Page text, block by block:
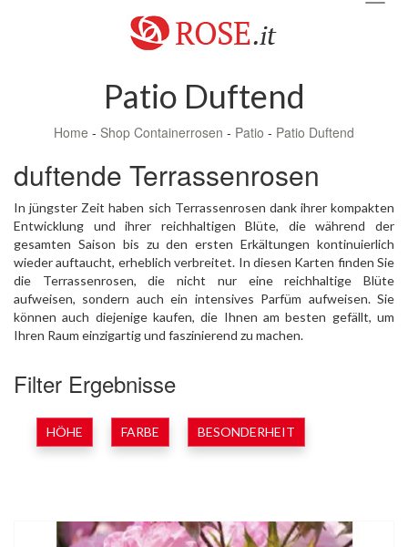
Patio Duftend
Home - Shop Containerrosen - Patio - Patio Duftend
duftende Terrassenrosen
In jüngster Zeit haben sich Terrassenrosen dank ihrer kompakten
Entwicklung und ihrer reichhaltigen Blüte, die während der
gesamten Saison bis zu den ersten Erkältungen kontinuierlich
wieder auftaucht, erheblich verbreitet. In diesen Karten finden Sie
die Terrassenrosen, die nicht nur eine reichhaltige Blüte
aufweisen, sondern auch ein intensives Parfüm aufweisen. Sie
können auch diejenige kaufen, die Ihnen am besten gefällt, um
Ihren Raum einzigartig und faszinierend zu machen.
Filter Ergebnisse
HÖHE FARBE BESONDERHEIT